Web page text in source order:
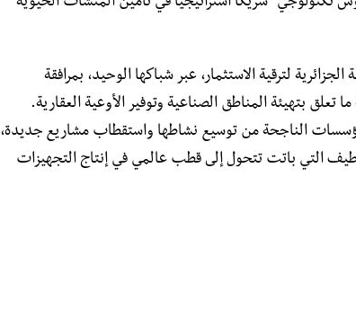
الجزائرية لترقية الاستثمار، عبر شباكها الوحيد، بمرافقة
تعلق بتهيئة المناطق الصناعية وتوفير الأوعية العقارية.
الناجحة من توسيع نشاطها واستقطاب مشاريع جديدة،
التي باتت تتحول إلى قطب عالمي في إنتاج التجهيزات